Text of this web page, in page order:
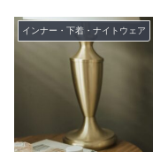
インナー・下着・ナイトウェア